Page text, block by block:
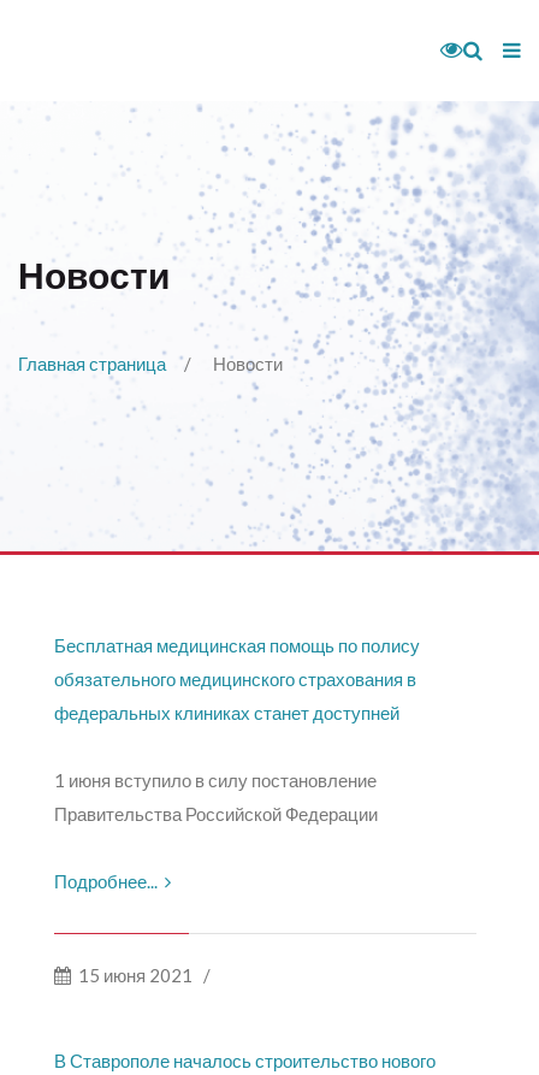
Новости
Главная страница Новости
Бесплатная медицинская помощь по полису
обязательного медицинского страхования в
федеральных клиниках станет доступней
1 июня вступило в силу постановление
Правительства Российской Федерации
Подробнее...
15 июня 2021 /
В Ставрополе началось строительство нового